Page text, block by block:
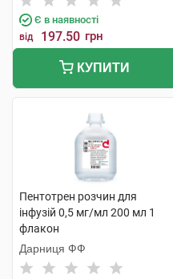
Є в наявності
від 197.50 грн
КУПИТИ
Пентотрен розчин для
інфузій 0,5 мг/мл 200 мл 1
флакон
Дарниця ФФ